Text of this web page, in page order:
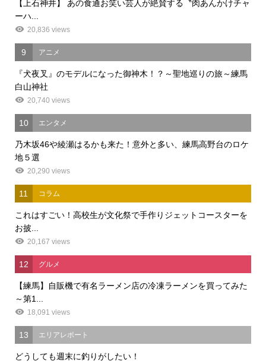
【上石神井】 あの食通お笑い芸人が絶賛する〝肉あんかけチャ
ーハ...
20,836 views
9 アニメ
『犬夜叉』のモデルになった御神木！？～聖地巡りの旅～練馬
白山神社
20,740 views
10 エンタメ
乃木坂46や綾瀬はるかも来た！意外と多い、練馬高野台のロケ
地５選
20,290 views
11 コラム
これはすごい！高校生が文化祭で手作りジェットコースターを
お披...
20,167 views
12 グルメ
【練馬】自販機で有名ラーメン店の冷凍ラーメンを買ってみた
～第1...
18,091 views
13 エリアレポート
どうしても週末に釣りがしたい！